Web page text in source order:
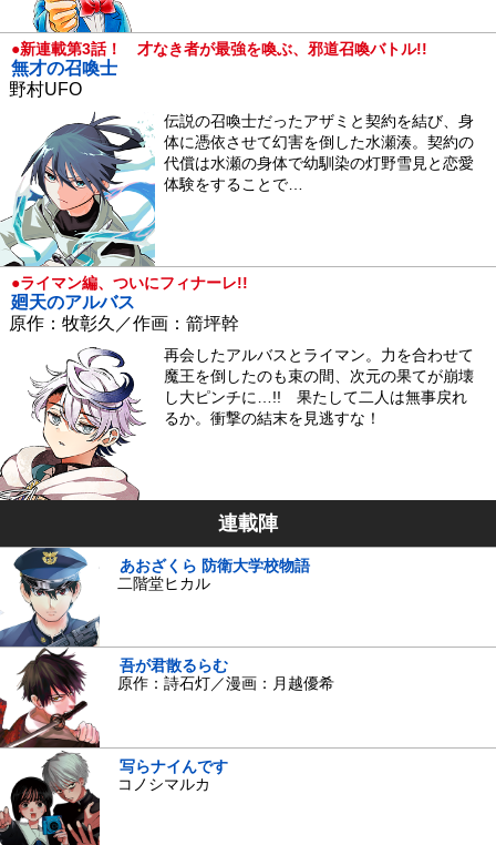
●新連載第3話！ 才なき者が最強を喚ぶ、邪道召喚バトル!!
無才の召喚士
野村UFO
伝説の召喚士だったアザミと契約を結び、身
体に憑依させて幻害を倒した水瀬湊。契約の
代償は水瀬の身体で幼馴染の灯野雪見と恋愛
体験をすることで…
●ライマン編、ついにフィナーレ!!
廻天のアルバス
原作：牧彰久／作画：箭坪幹
再会したアルバスとライマン。力を合わせて
魔王を倒したのも束の間、次元の果てが崩壊
し大ピンチに…!! 果たして二人は無事戻れ
るか。衝撃の結末を見逃すな！
連載陣
あおざくら 防衛大学校物語
二階堂ヒカル
吾が君散るらむ
原作：詩石灯／漫画：月越優希
写らナイんです
コノシマルカ